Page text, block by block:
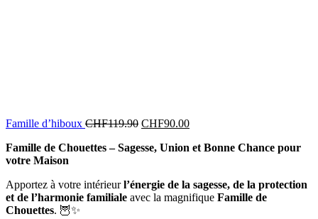
Famille d’hiboux CHF119.90 CHF90.00
Famille de Chouettes – Sagesse, Union et Bonne Chance pour
votre Maison
Apportez à votre intérieurl’énergie de la sagesse, de la protection
et de l’harmonie familiale avec la magnifique Famille de
Chouettes. 🦉✨